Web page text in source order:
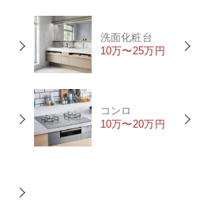
洗面化粧台
10万〜25万円
コンロ
10万〜20万円